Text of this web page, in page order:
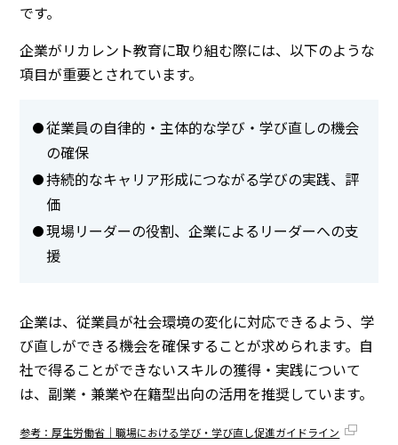
です。
企業がリカレント教育に取り組む際には、以下のような
項目が重要とされています。
従業員の自律的・主体的な学び・学び直しの機会
の確保
持続的なキャリア形成につながる学びの実践、評
価
現場リーダーの役割、企業によるリーダーへの支
援
企業は、従業員が社会環境の変化に対応できるよう、学
び直しができる機会を確保することが求められます。自
社で得ることができないスキルの獲得・実践について
は、副業・兼業や在籍型出向の活用を推奨しています。
参考：厚生労働省｜職場における学び・学び直し促進ガイドライン